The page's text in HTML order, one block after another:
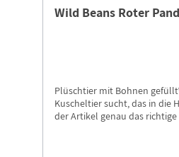
Wild Beans Roter
Plüschtier mit Bohnen
Kuscheltier sucht, das in die
der Artikel genau das